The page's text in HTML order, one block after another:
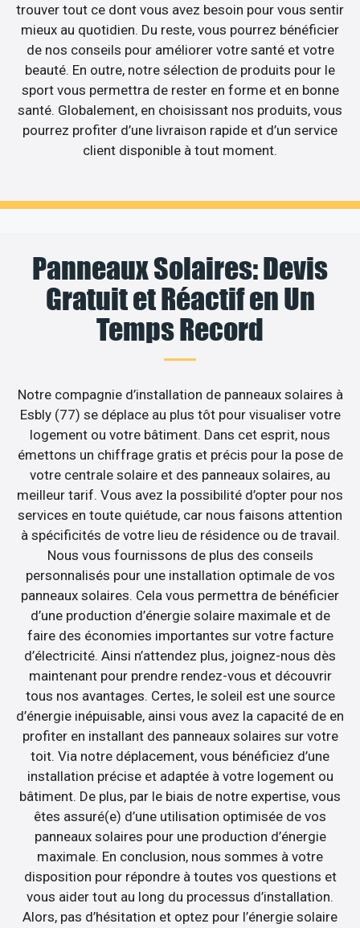
trouver tout ce dont vous avez besoin pour vous sentir
mieux au quotidien. Du reste, vous pourrez bénéficier
de nos conseils pour améliorer votre santé et votre
beauté. En outre, notre sélection de produits pour le
sport vous permettra de rester en forme et en bonne
santé. Globalement, en choisissant nos produits, vous
pourrez profiter d’une livraison rapide et d’un service
client disponible à tout moment.
Panneaux Solaires: Devis
Gratuit et Réactif en Un
Temps Record
Notre compagnie d’installation de panneaux solaires à
Esbly (77) se déplace au plus tôt pour visualiser votre
logement ou votre bâtiment. Dans cet esprit, nous
émettons un chiffrage gratis et précis pour la pose de
votre centrale solaire et des panneaux solaires, au
meilleur tarif. Vous avez la possibilité d’opter pour nos
services en toute quiétude, car nous faisons attention
à spécificités de votre lieu de résidence ou de travail.
Nous vous fournissons de plus des conseils
personnalisés pour une installation optimale de vos
panneaux solaires. Cela vous permettra de bénéficier
d’une production d’énergie solaire maximale et de
faire des économies importantes sur votre facture
d’électricité. Ainsi n’attendez plus, joignez-nous dès
maintenant pour prendre rendez-vous et découvrir
tous nos avantages. Certes, le soleil est une source
d’énergie inépuisable, ainsi vous avez la capacité de en
profiter en installant des panneaux solaires sur votre
toit. Via notre déplacement, vous bénéficiez d’une
installation précise et adaptée à votre logement ou
bâtiment. De plus, par le biais de notre expertise, vous
êtes assuré(e) d’une utilisation optimisée de vos
panneaux solaires pour une production d’énergie
maximale. En conclusion, nous sommes à votre
disposition pour répondre à toutes vos questions et
vous aider tout au long du processus d’installation.
Alors, pas d’hésitation et optez pour l’énergie solaire